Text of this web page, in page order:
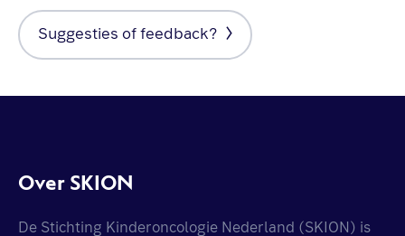
Suggesties of feedback?
Over SKION
De Stichting Kinderoncologie Nederland (SKION) is